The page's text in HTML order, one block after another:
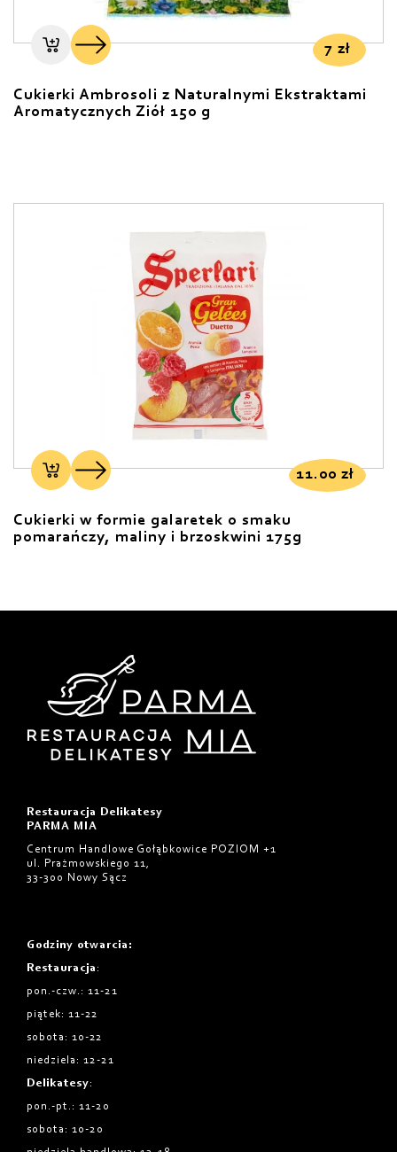
7 zł
Cukierki Ambrosoli z Naturalnymi Ekstraktami
Aromatycznych Ziół 150 g
11.00 zł
Cukierki w formie galaretek o smaku
pomarańczy, maliny i brzoskwini 175g
Restauracja Delikatesy
PARMA MIA
Centrum Handlowe Gołąbkowice POZIOM +1
ul. Prażmowskiego 11,
33-300 Nowy Sącz
Godziny otwarcia :
Restauracja :
pon.-czw.: 11-21
piątek: 11-22
sobota: 10-22
niedziela: 12-21
Delikatesy:
pon.-pt.: 11-20
sobota: 10-20